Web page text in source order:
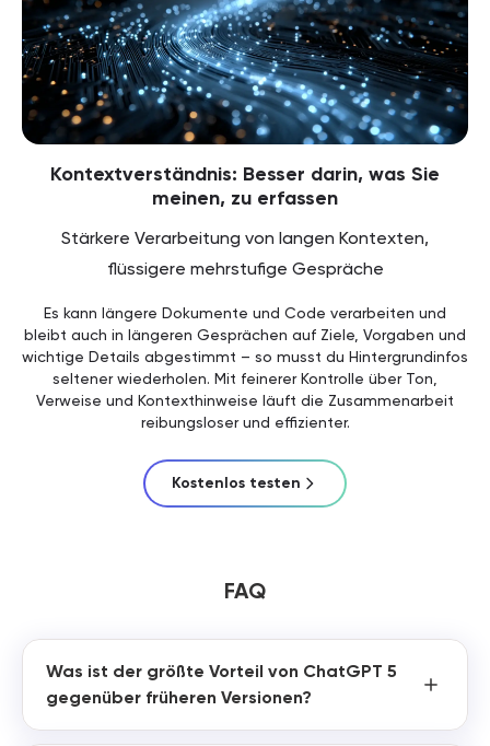
Kontextverständnis: Besser darin, was Sie
meinen, zu erfassen
Stärkere Verarbeitung von langen Kontexten,
flüssigere mehrstufige Gespräche
Es kann längere Dokumente und Code verarbeiten und
bleibt auch in längeren Gesprächen auf Ziele, Vorgaben und
wichtige Details abgestimmt – so musst du Hintergrundinfos
seltener wiederholen. Mit feinerer Kontrolle über Ton,
Verweise und Kontexthinweise läuft die Zusammenarbeit
reibungsloser und effizienter.
Kostenlos testen
FAQ
Was ist der größte Vorteil von ChatGPT 5
gegenüber früheren Versionen?